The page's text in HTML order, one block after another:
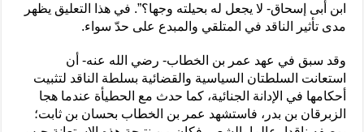
ابن أبى إسحاق- لا يجعل له بحيلته وجها؟”. في هذا التعليق يظهر
مدى تأثير الناقد في المتلقي والمبدع على حدّ سواء.
وقد سبق في عهد عمر بن الخطاب- رضي الله عنه- أن
استعانت السلطتان السياسية والقضائية بسلطة الناقد لتثبيت
أحكامها في الإدانة الجنائية، كما حدث مع الحطيأة عندما هجا
الزبرقان بن بدر، فاستشهد عمر بن الخطاب بحسان بن ثابت؛